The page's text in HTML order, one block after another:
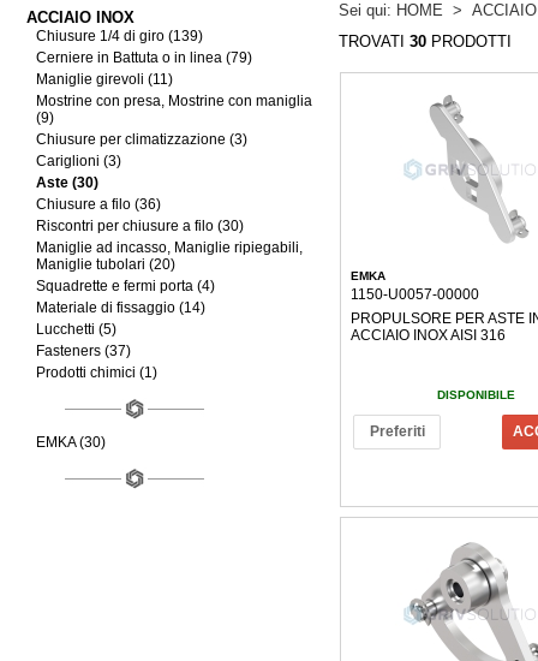
ACCIAIO INOX
Chiusure 1/4 di giro (139)
Cerniere in Battuta o in linea (79)
Maniglie girevoli (11)
Mostrine con presa, Mostrine con maniglia
(9)
Chiusure per climatizzazione (3)
Cariglioni (3)
Aste (30)
Chiusure a filo (36)
Riscontri per chiusure a filo (30)
Maniglie ad incasso, Maniglie ripiegabili,
Maniglie tubolari (20)
Squadrette e fermi porta (4)
Materiale di fissaggio (14)
Lucchetti (5)
Fasteners (37)
Prodotti chimici (1)
EMKA (30)
Sei qui: HOME >
TROVATI 30 PRODOTTI
EMKA
1150-U0057-00000
PROPULSORE PER ASTE
ACCIAIO INOX AISI 316
DISPONIBILE
Preferiti